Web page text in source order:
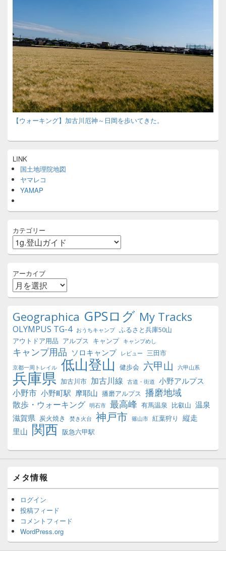
【ウォーキング】加古川厄神～日岡を歩いてきた。
LINK
国土地理院地図
ヤマレコ
YAMAP
カテゴリー
アーカイブ
Geographica GPSログ My Tracks
OLYMPUS TG-4 おうちキャンプ ふるさと兵庫50山
アウトドア用品 アルプス キャンプ キャンプめし
キャンプ用品 ソロキャンプ レビュー 三田市
京都一周トレイル 低山登山 健歩会 六甲山 六甲山系
兵庫県 加古川市 加古川線 古道・街道 小野アルプス
小野市 小野町駅 摩耶山 播磨アルプス 播磨地域
散歩・ウォーキング 明石市 最高峰 有馬温泉 比叡山 温泉
滋賀県 炭火焼き 焚き火台 神戸市 篠山市 紅葉狩り
縦走
里山 関西 阪急六甲駅
メタ情報
ログイン
投稿フィード
コメントフィード
WordPress.org